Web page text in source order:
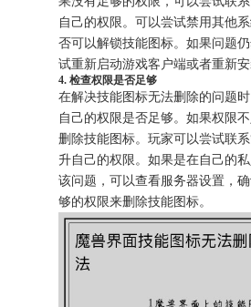
自己的权限。可以尝试禁用其他
否可以解锁技能图标。如果问题
试重新启动游戏客户端或者重新安
4. 检查权限是否足够
在解决技能图标无法删除的问题
自己的权限是否足够。如果权限
删除技能图标。玩家可以尝试联
升自己的权限。如果是在自己的
该问题，可以查看服务器设置，
够的权限来删除技能图标。